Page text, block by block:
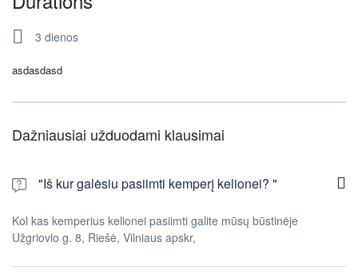
3 dienos
asdasdasd
Dažniausiai užduodami klausimai
"Iš kur galėsiu pasiimti kemperį kelionei? "
Kol kas kemperius kelionei pasiimti galite mūsų būstinėje
Užgriovio g. 8, Riešė, Vilniaus apskr,